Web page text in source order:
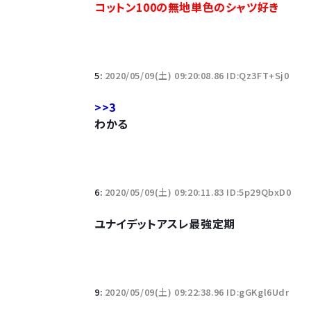
コットン100の無地単色のシャツ好き
5: 2020/05/09(土) 09:20:08.86 ID:Qz3FT+Sj0
>>3
わかる
6: 2020/05/09(土) 09:20:11.83 ID:5p29QbxD0
ユナイデットアスレ最強定期
9: 2020/05/09(土) 09:22:38.96 ID:gGKgl6Udr